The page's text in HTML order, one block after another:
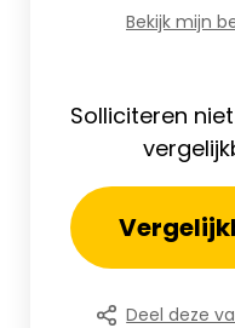
Bekijk mijn
Solliciteren
Deel deze